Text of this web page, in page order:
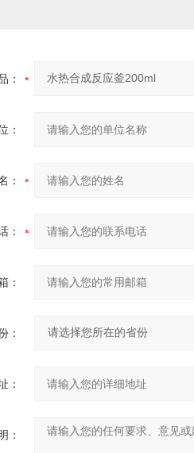
：
：
：
：
：
：
：
：